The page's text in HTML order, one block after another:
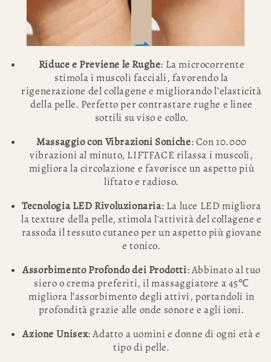
Riduce e Previene le Rughe: La microcorrente
stimola i muscoli facciali, favorendo la
rigenerazione del collagene e migliorando l’elasticità
della pelle. Perfetto per contrastare rughe e linee
sottili su viso e collo.
Massaggio con Vibrazioni Soniche: Con 10.000
vibrazioni al minuto, LIFTFACE rilassa i muscoli,
migliora la circolazione e favorisce un aspetto più
liftato e radioso.
Tecnologia LED Rivoluzionaria: La luce LED migliora
la texture della pelle, stimola l'attività del collagene e
rassoda il tessuto cutaneo per un aspetto più giovane
e tonico.
Assorbimento Profondo dei Prodotti: Abbinato al tuo
siero o crema preferiti, il massaggiatore a 45℃
migliora l’assorbimento degli attivi, portandoli in
profondità grazie alle onde sonore e agli ioni.
Azione Unisex: Adatto a uomini e donne di ogni età e
tipo di pelle.